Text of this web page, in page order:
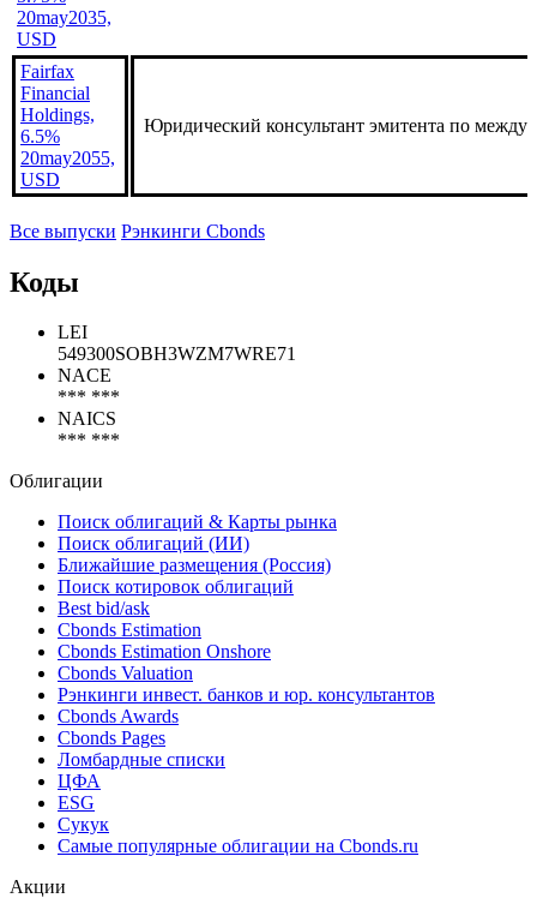
20may2035,
USD
Fairfax
Financial
Holdings,
6.5%
20may2055,
USD
Юридический консультант эмитента по
Все выпуски Рэнкинги Cbonds
Коды
LEI
549300SOBH3WZM7WRE71
NACE
*** ***
NAICS
*** ***
Облигации
Поиск облигаций & Карты рынка
Поиск облигаций (ИИ)
Ближайшие размещения (Россия)
Поиск котировок облигаций
Best bid/ask
Cbonds Estimation
Cbonds Estimation Onshore
Cbonds Valuation
Рэнкинги инвест. банков и юр. консультантов
Cbonds Awards
Cbonds Pages
Ломбардные списки
ЦФА
ESG
Сукук
Самые популярные облигации на Cbonds.ru
Акции